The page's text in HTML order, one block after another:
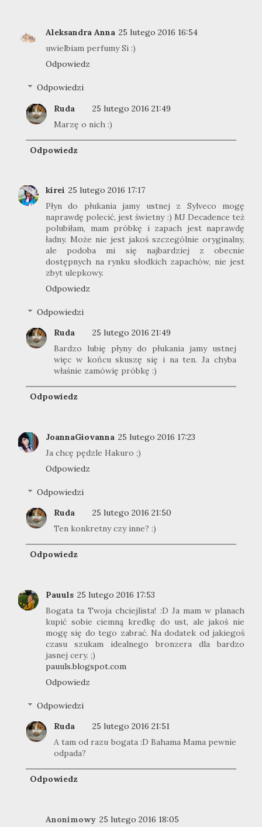
Aleksandra Anna 25 lutego 2016 16:54
uwielbiam perfumy Si :)
Odpowiedz
Odpowiedzi
Ruda
25 lutego 2016 21:49
Marzę o nich :)
Odpowiedz
kirei 25 lutego 2016 17:17
Płyn do płukania jamy ustnej z Sylveco mogę
naprawdę polecić, jest świetny :) MJ Decadence też
polubiłam, mam próbkę i zapach jest naprawdę
ładny. Może nie jest jakoś szczególnie oryginalny,
ale podoba mi się najbardziej z obecnie
dostępnych na rynku słodkich zapachów, nie jest
zbyt ulepkowy.
Odpowiedz
Odpowiedzi
Ruda
25 lutego 2016 21:49
Bardzo lubię płyny do płukania jamy ustnej
więc w końcu skuszę się i na ten. Ja chyba
właśnie zamówię próbkę :)
Odpowiedz
JoannaGiovanna 25 lutego 2016 17:23
Ja chcę pędzle Hakuro ;)
Odpowiedz
Odpowiedzi
Ruda
25 lutego 2016 21:50
Ten konkretny czy inne? :)
Odpowiedz
Pauuls 25 lutego 2016 17:53
Bogata ta Twoja chciejlista! :D Ja mam w planach
kupić sobie ciemną kredkę do ust, ale jakoś nie
mogę się do tego zabrać. Na dodatek od jakiegoś
czasu szukam idealnego bronzera dla bardzo
jasnej cery. ;)
pauuls.blogspot.com
Odpowiedz
Odpowiedzi
Ruda
25 lutego 2016 21:51
A tam od razu bogata :D Bahama Mama pewnie
odpada?
Odpowiedz
Anonimowy 25 lutego 2016 18:05